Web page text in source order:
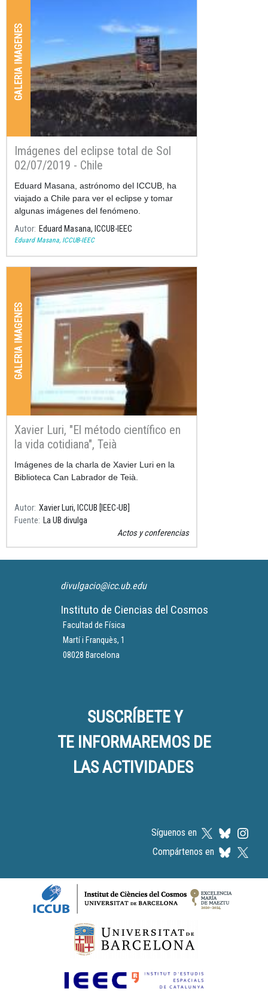
GALERIA IMAGENES
Imágenes del eclipse total de Sol
02/07/2019 - Chile
Eduard Masana, astrónomo del ICCUB, ha
viajado a Chile para ver el eclipse y tomar
algunas imágenes del fenómeno.
Autor Eduard Masana, ICCUB-IEEC
Eduard Masana, ICCUB-IEEC
GALERIA IMAGENES
Xavier Luri, "El método científico en
la vida cotidiana", Teià
Imágenes de la charla de Xavier Luri en la
Biblioteca Can Labrador de Teià.
Autor Xavier Luri, ICCUB [IEEC-UB]
Fuente
La UB divulga
Actos y conferencias
divulgacio@icc.ub.edu
Instituto de Ciencias del Cosmos
Facultad de Física
Martí i Franquès, 1
08028 Barcelona
SUSCRÍBETE Y
TE INFORMAREMOS DE
LAS ACTIVIDADES
Síguenos en
Compártenos en
Logos footer